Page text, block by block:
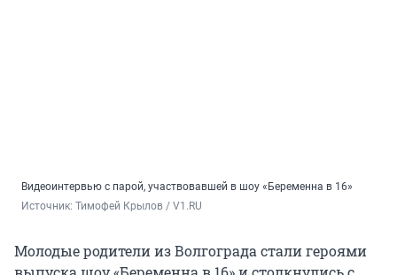
Видеоинтервью с парой, участвовавшей в шоу «Беременна в 16»
Источник: Тимофей Крылов / V1.RU
Молодые родители из Волгограда стали героями